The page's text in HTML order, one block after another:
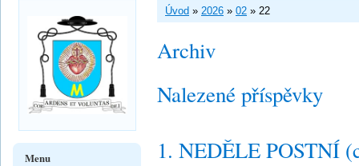
Úvod » 2026 » 02 » 22
Archiv
Nalezené příspěvky
1. NEDĚLE POSTNÍ
Menu